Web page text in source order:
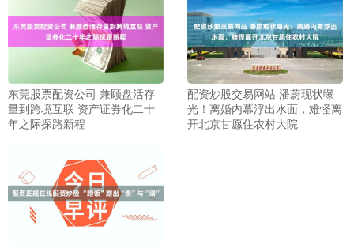
东莞股票配资公司 兼顾盘活存
量到跨境互联 资产证券化二十
年之际探路新程
配资炒股交易网站 潘蔚现状曝
光！离婚内幕浮出水面，难怪离
开北京甘愿住农村大院